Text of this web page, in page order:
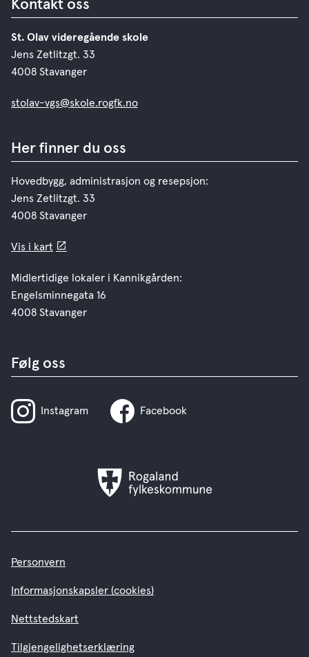
Kontakt oss
St. Olav videregående skole
Jens Zetlitzgt. 33
4008 Stavanger
stolav-vgs@skole.rogfk.no
Her finner du oss
Hovedbygg, administrasjon og resepsjon:
Jens Zetlitzgt. 33
4008 Stavanger
Vis i kart
Midlertidige lokaler i Kannikgården:
Engelsminnegata 16
4008 Stavanger
Følg oss
Instagram Facebook
Rogaland
fylkeskommune
Personvern
Informasjonskapsler (cookies)
Nettstedskart
Tilgjengelighetserklæring